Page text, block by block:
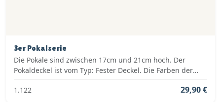
3er Pokalserie
Die Pokale sind zwischen 17cm und 21cm hoch. Der
Pokaldeckel ist vom Typ: Fester Deckel. Die Farben der
1.122
29,90 €